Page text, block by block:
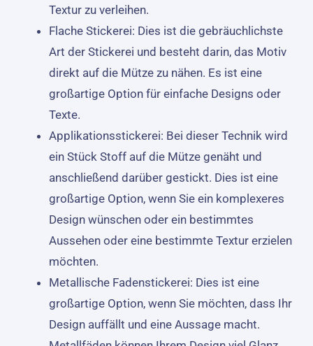
Textur zu verleihen.
Flache Stickerei: Dies ist die gebräuchlichste
Art der Stickerei und besteht darin, das Motiv
direkt auf die Mütze zu nähen. Es ist eine
großartige Option für einfache Designs oder
Texte.
Applikationsstickerei: Bei dieser Technik wird
ein Stück Stoff auf die Mütze genäht und
anschließend darüber gestickt. Dies ist eine
großartige Option, wenn Sie ein komplexeres
Design wünschen oder ein bestimmtes
Aussehen oder eine bestimmte Textur erzielen
möchten.
Metallische Fadenstickerei: Dies ist eine
großartige Option, wenn Sie möchten, dass Ihr
Design auffällt und eine Aussage macht.